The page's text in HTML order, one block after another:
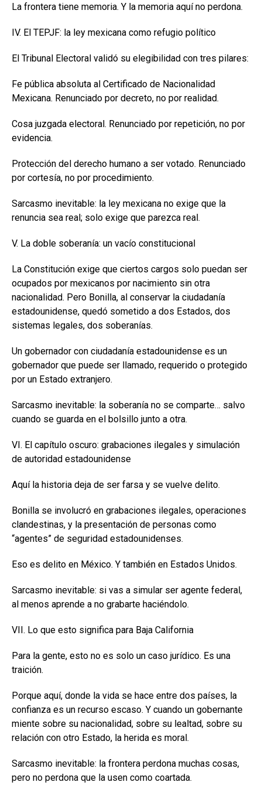
La frontera tiene memoria. Y la memoria aquí no perdona.
IV. El TEPJF: la ley mexicana como refugio político
El Tribunal Electoral validó su elegibilidad con tres pilares:
Fe pública absoluta al Certificado de Nacionalidad
Mexicana. Renunciado por decreto, no por realidad.
Cosa juzgada electoral. Renunciado por repetición, no por
evidencia.
Protección del derecho humano a ser votado. Renunciado
por cortesía, no por procedimiento.
Sarcasmo inevitable: la ley mexicana no exige que la
renuncia sea real; solo exige que parezca real.
V. La doble soberanía: un vacío constitucional
La Constitución exige que ciertos cargos solo puedan ser
ocupados por mexicanos por nacimiento sin otra
nacionalidad. Pero Bonilla, al conservar la ciudadanía
estadounidense, quedó sometido a dos Estados, dos
sistemas legales, dos soberanías.
Un gobernador con ciudadanía estadounidense es un
gobernador que puede ser llamado, requerido o protegido
por un Estado extranjero.
Sarcasmo inevitable: la soberanía no se comparte… salvo
cuando se guarda en el bolsillo junto a otra.
VI. El capítulo oscuro: grabaciones ilegales y simulación
de autoridad estadounidense
Aquí la historia deja de ser farsa y se vuelve delito.
Bonilla se involucró en grabaciones ilegales, operaciones
clandestinas, y la presentación de personas como
“agentes” de seguridad estadounidenses.
Eso es delito en México. Y también en Estados Unidos.
Sarcasmo inevitable: si vas a simular ser agente federal,
al menos aprende a no grabarte haciéndolo.
VII. Lo que esto significa para Baja California
Para la gente, esto no es solo un caso jurídico. Es una
traición.
Porque aquí, donde la vida se hace entre dos países, la
confianza es un recurso escaso. Y cuando un gobernante
miente sobre su nacionalidad, sobre su lealtad, sobre su
relación con otro Estado, la herida es moral.
Sarcasmo inevitable: la frontera perdona muchas cosas,
pero no perdona que la usen como coartada.